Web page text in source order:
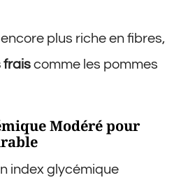
plus riche en fibres,
frais comme les pommes
Modéré pour
index glycémique